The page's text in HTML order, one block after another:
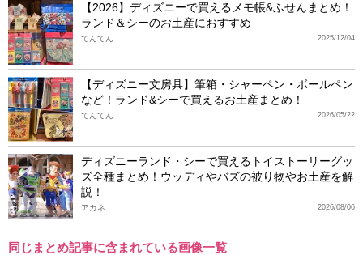
【2026】ディズニーで買えるメモ帳&ふせんまとめ！
ランド＆シーのお土産におすすめ
2025/12/04
てんてん
【ディズニー文房具】筆箱・シャーペン・ボールペン
など！ランド&シーで買えるお土産まとめ！
2026/05/22
てんてん
ディズニーランド・シーで買えるトイストーリーグッ
ズ全種まとめ！ウッディやバズの被り物やお土産を解
説！
2026/08/06
アカネ
同じまとめ記事に含まれている画像一覧